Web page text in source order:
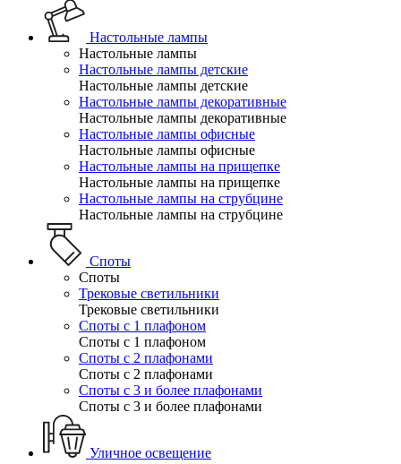
Настольные лампы
Настольные лампы
Настольные лампы детские
Настольные лампы детские
Настольные лампы декоративные
Настольные лампы декоративные
Настольные лампы офисные
Настольные лампы офисные
Настольные лампы на прищепке
Настольные лампы на прищепке
Настольные лампы на струбцине
Настольные лампы на струбцине
Споты
Споты
Трековые светильники
Трековые светильники
Споты с 1 плафоном
Споты с 1 плафоном
Споты с 2 плафонами
Споты с 2 плафонами
Споты с 3 и более плафонами
Споты с 3 и более плафонами
Уличное освещение